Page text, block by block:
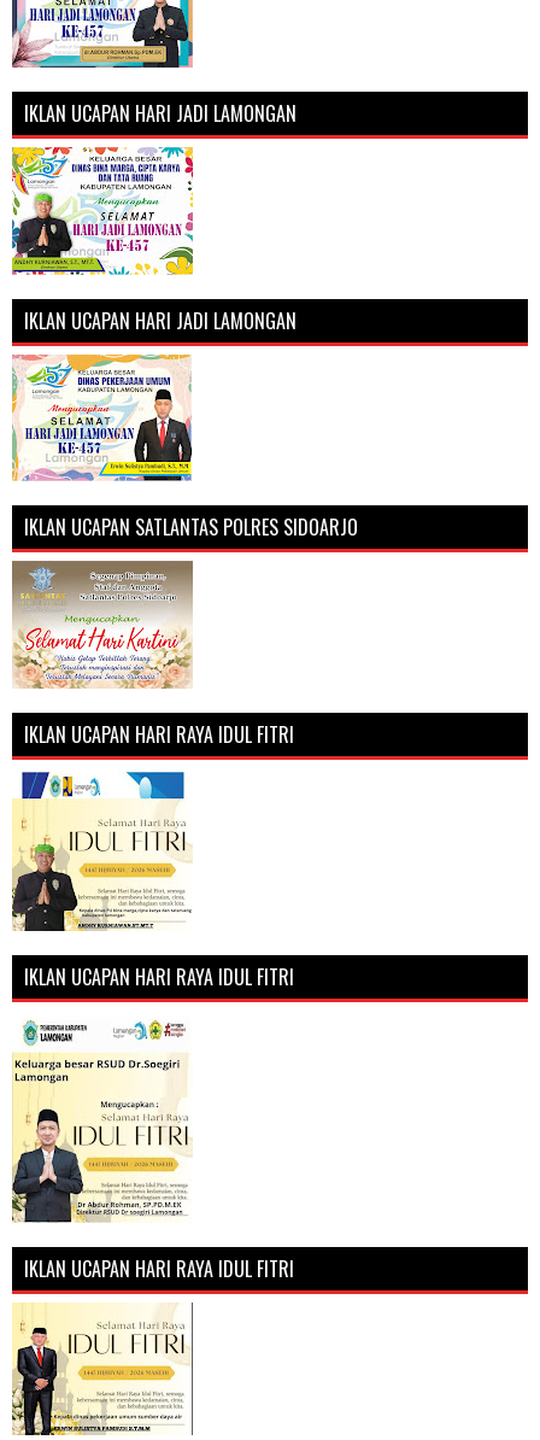
IKLAN UCAPAN HARI JADI LAMONGAN
IKLAN UCAPAN HARI JADI LAMONGAN
IKLAN UCAPAN SATLANTAS POLRES SIDOARJO
IKLAN UCAPAN HARI RAYA IDUL FITRI
IKLAN UCAPAN HARI RAYA IDUL FITRI
IKLAN UCAPAN HARI RAYA IDUL FITRI